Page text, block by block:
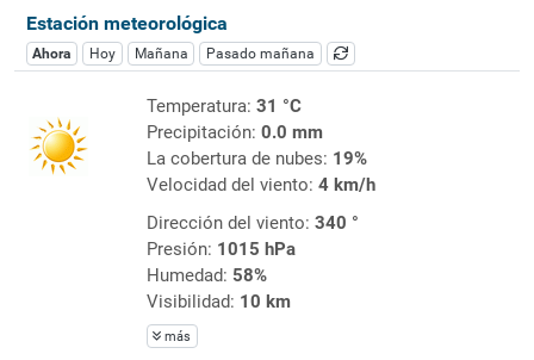
Estación meteorológica
Ahora Hoy Mañana Pasado mañana
Temperatura: 31 °C
Precipitación: 0.0 mm
La cobertura de nubes: 19%
Velocidad del viento: 4 km/h
Dirección del viento: 340 °
Presión: 1015 hPa
Humedad: 58%
Visibilidad: 10 km
más